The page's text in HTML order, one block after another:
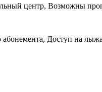
центр, Возможны
Доступ на